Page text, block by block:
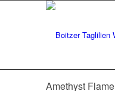
Amethyst Flame